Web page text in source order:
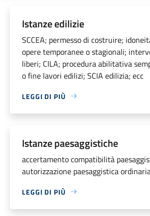
Istanze edilizie
SCCEA; permesso di costruire;
opere temporanee o stagionali;
liberi; CILA; procedura abilitativa
o fine lavori edilizi; SCIA edilizia; ecc
LEGGI DI PIÙ
Istanze paesaggistiche
accertamento compatibilità
autorizzazione paesaggistica
LEGGI DI PIÙ